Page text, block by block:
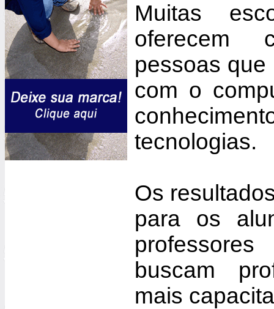
Muitas
oferecem
pessoas que
com o
tecnologias.
Os
para os
buscam
mais